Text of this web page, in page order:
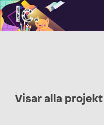
Illustratörcentrum
Visar alla